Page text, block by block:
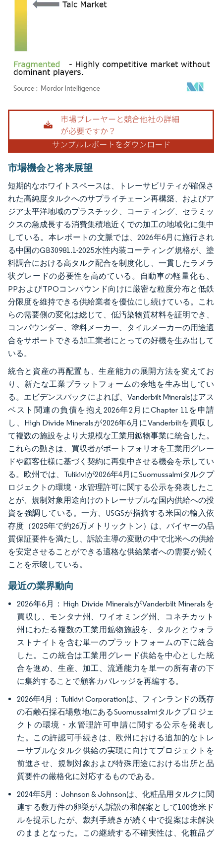
画像 © Mordor Intelligence。再利用にはCC BY 4.0の表示が必要です。
市場機会と将来展望
短期的なホワイトスペースは、トレーサビリティが確保さ
れた高純度タルクへのサプライチェーン再構築、およびア
ジア太平洋地域のプラスチック、コーティング、セラミッ
クスの急成長する消費集積地近くでの加工の地域化に集中
している。本レポートの文脈では、2026年6月に施行され
る中国のGB30981.1-2025水性内装コーティング規格が、塗
料調合における高タルク配合を制度化し、一貫したラメラ
状グレードの必要性を高めている。自動車の軽量化も、
PPおよびTPOコンパウンド向けに厳密な粒度分布と低鉄
分限度を維持できる供給業者を優位にし続けている。これ
らの需要側の変化は総じて、低汚染物質材料を証明でき、
コンパウンダー、塗料メーカー、タイルメーカーの用途適
合をサポートできる加工業者にとっての好機を生み出して
いる。
統合と資産の再配置も、生産能力の展開方法を変えてお
り、新たな工業プラットフォームの余地を生み出してい
る。エビデンスパックによれば、Vanderbilt Mineralsはアス
ベスト関連の負債を抱え2026年2月にChapter 11を申請
し、High Divide Mineralsが2026年6月にVanderbiltを買収し
て複数の施設をより大規模な工業用鉱物事業に統合した。
これらの動きは、買収者がポートフォリオを工業用グレー
ドや顧客仕様に基づく契約に再集中させる機会を示してい
る。欧州では、Tulikiviが2026年4月にSuomussalmiタルクプ
ロジェクトの環境・水管理許可に関する公示を発表したこ
とが、規制対象用途向けのトレーサブルな国内供給への投
資を強調している。一方、USGSが指摘する米国の輸入依
存度（2025年で約26万メトリックトン）は、バイヤーの品
質保証要件を満たし、訴訟主導の変動の中で北米への供給
を安定させることができる適格な供給業者への需要が続く
ことを示唆している。
最近の業界動向
2026年6月：High Divide MineralsがVanderbilt Mineralsを
買収し、モンタナ州、ワイオミング州、コネチカット
州にわたる複数の工業用鉱物施設を、タルクとウォラ
ストナイトを含む単一のプラットフォームの下に統合
した。この統合は工業用グレード供給を中心とした統
合を進め、生産、加工、流通能力を単一の所有者の下
に集約することで顧客カバレッジを再編する。
2026年4月：Tulikivi Corporationは、フィンランドの既存
の石鹸石採石場敷地にあるSuomussalmiタルクプロジェ
クトの環境・水管理許可申請に関する公示を発表し
た。この許認可手続きは、欧州における追加的なトレ
ーサブルなタルク供給の実現に向けてプロジェクトを
前進させ、規制対象および特殊用途における出所と品
質要件の厳格化に対応するものである。
2024年5月：Johnson & Johnsonは、化粧品用タルクに関
連する数万件の卵巣がん訴訟の和解案として100億米ド
ルを提示したが、裁判手続きが続く中で提案は未解決
のままとなった。この継続する不確実性は、化粧品グ